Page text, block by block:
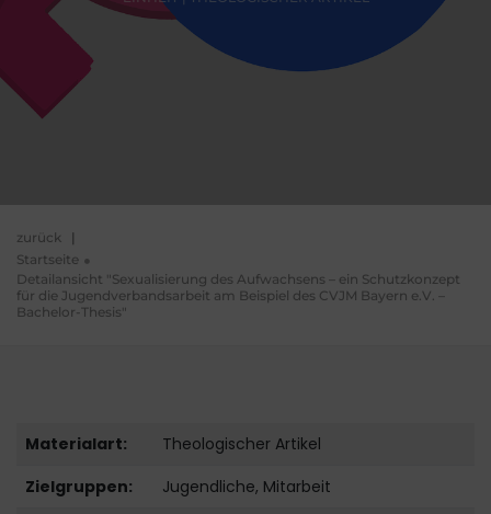
zurück |
Startseite
Detailansicht "Sexualisierung des Aufwachsens – ein Schutzkonzept
für die Jugendverbandsarbeit am Beispiel des CVJM Bayern e.V. –
Bachelor-Thesis"
Materialart:
Theologischer Artikel
Zielgruppen:
Jugendliche, Mitarbeit